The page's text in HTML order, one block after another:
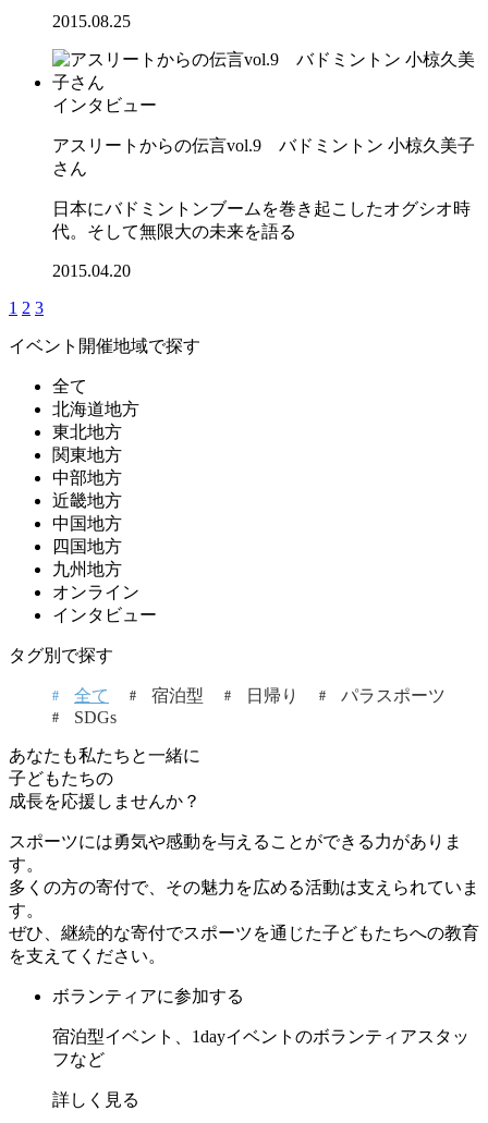
2015.08.25
インタビュー
アスリートからの伝言vol.9 バドミントン 小椋久美子
さん
日本にバドミントンブームを巻き起こしたオグシオ時
代。そして無限大の未来を語る
2015.04.20
1 2 3
イベント開催地域で探す
全て
北海道地方
東北地方
関東地方
中部地方
近畿地方
中国地方
四国地方
九州地方
オンライン
インタビュー
タグ別で探す
全て 宿泊型 日帰り
パラスポーツ
SDGs
あなたも私たちと一緒に
子どもたちの
成長を応援しませんか？
スポーツには勇気や感動を与えることができる力がありま
す。
多くの方の寄付で、その魅力を広める活動は支えられていま
す。
ぜひ、継続的な寄付でスポーツを通じた子どもたちへの教育
を支えてください。
ボランティアに参加する
宿泊型イベント、1dayイベントのボランティアスタッ
フなど
詳しく見る